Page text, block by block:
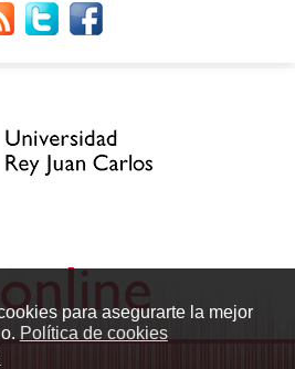
para asegurarte la mejor
Política de cookies